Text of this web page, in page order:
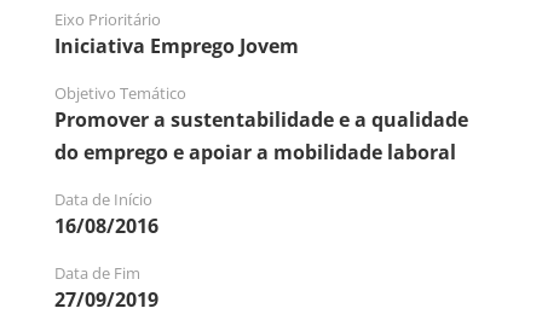
Eixo Prioritário
Iniciativa Emprego Jovem
Objetivo Temático
Promover a sustentabilidade e a qualidade
do emprego e apoiar a mobilidade laboral
Data de Início
16/08/2016
Data de Fim
27/09/2019